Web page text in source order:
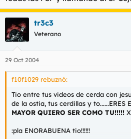
calado intelectual como "¿Te comes
tr3c3
Veterano
29 Oct 2004
f10f1029 rebuznó:
Tio entre tus videos de cerda con
de la ostia, tus cerdillas y to......ERES
MAYOR QUIERO SER COMO TU!!!!!
:pla ENORABUENA tio!!!!!!